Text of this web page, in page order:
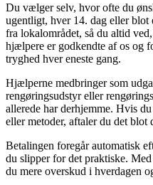
Du vælger selv, hvor ofte du
ugentligt, hver 14. dag eller
fra lokalområdet, så du altid
hjælpere er godkendte af os og
tryghed hver eneste gang.
Hjælperne medbringer som
rengøringsudstyr eller
allerede har derhjemme. Hvis
eller metoder, aftaler du det
Betalingen foregår automatisk
du slipper for det praktiske.
du mere overskud i hverdagen